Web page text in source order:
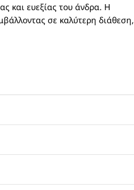
και ευεξίας του άνδρα. Η
σε καλύτερη διάθεση,